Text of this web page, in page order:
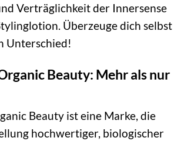
Verträglichkeit der Innersense
Überzeuge dich selbst
Unterschied!
Beauty: Mehr als nur
Beauty ist eine Marke, die
hochwertiger, biologischer